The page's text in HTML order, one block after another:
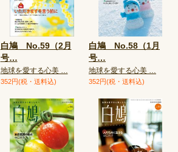
白鳩 No.59（2月
号…
地球を愛する心美 …
352円(税・送料込)
白鳩 No.58（1月
号…
地球を愛する心美 …
352円(税・送料込)